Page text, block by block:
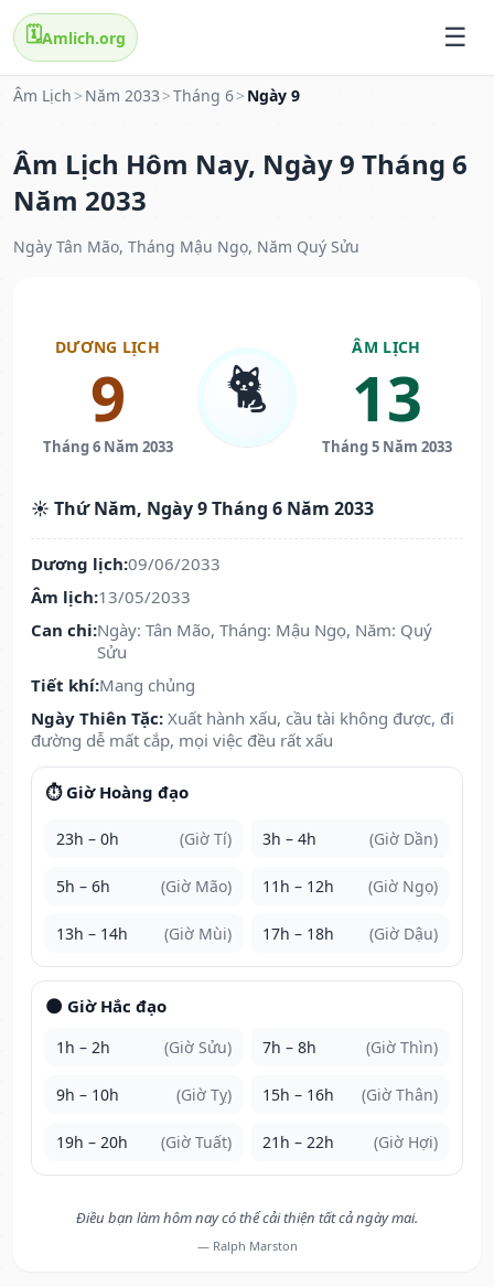
🗓️Amlich.org
Âm Lịch > Năm 2033 >Tháng 6> Ngày 9
Âm Lịch Hôm Nay, Ngày 9 Tháng 6
Năm 2033
Ngày Tân Mão, Tháng Mậu Ngọ, Năm Quý Sửu
DƯƠNG LỊCH
9
Tháng 6 Năm 2033
🐈
ÂM LỊCH
13
Tháng 5 Năm 2033
☀️ Thứ Năm, Ngày 9 Tháng 6 Năm 2033
Dương lịch:09/06/2033
Âm lịch:13/05/2033
Can chi:Ngày: Tân Mão, Tháng: Mậu Ngọ, Năm: Quý
Sửu
Tiết khí:Mang chủng
Ngày Thiên Tặc: Xuất hành xấu, cầu tài không được, đi
đường dễ mất cắp, mọi việc đều rất xấu
⏱️ Giờ Hoàng đạo
23h – 0h (Giờ Tí) 3h – 4h (Giờ Dần)
5h – 6h (Giờ Mão) 11h – 12h (Giờ Ngọ)
13h – 14h (Giờ Mùi) 17h – 18h (Giờ Dậu)
🌑 Giờ Hắc đạo
1h – 2h (Giờ Sửu) 7h – 8h (Giờ Thìn)
9h – 10h (Giờ Tỵ) 15h – 16h (Giờ Thân)
19h – 20h (Giờ Tuất) 21h – 22h (Giờ Hợi)
Điều bạn làm hôm nay có thể cải thiện tất cả ngày mai.
— Ralph Marston